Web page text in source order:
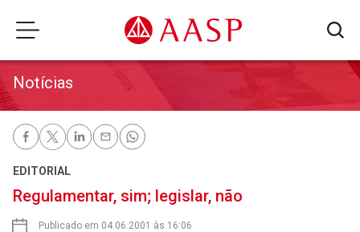
Notícias
EDITORIAL
Regulamentar, sim; legislar, não
Publicado em 04.06.2001 às 16:06